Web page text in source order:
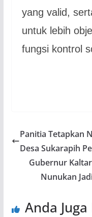
yang valid,
untuk lebih
fungsi kontrol
Panitia Tetapkan
Desa Sukarapih
Gubernur
Nunukan
Anda